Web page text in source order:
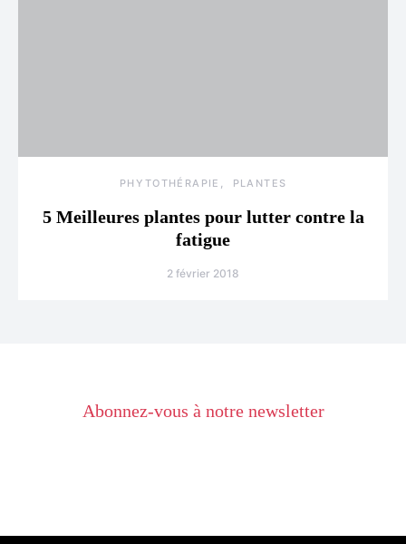
PHYTOTHÉRAPIE PLANTES
5 Meilleures plantes pour lutter contre la
fatigue
2 février 2018
Abonnez-vous à notre newsletter